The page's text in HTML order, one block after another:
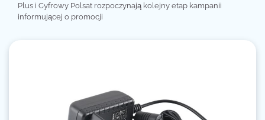
Plus i Cyfrowy Polsat rozpoczynają kolejny etap kampanii
informującej o promocji